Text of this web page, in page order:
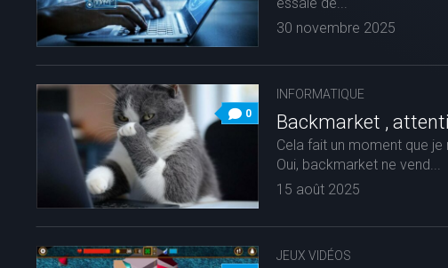
30 novembre 2025
0
INFORMATIQUE
Backmarket ,
Cela fait un moment que
Oui, backmarket ne vend...
15 août 2025
JEUX VIDÉOS